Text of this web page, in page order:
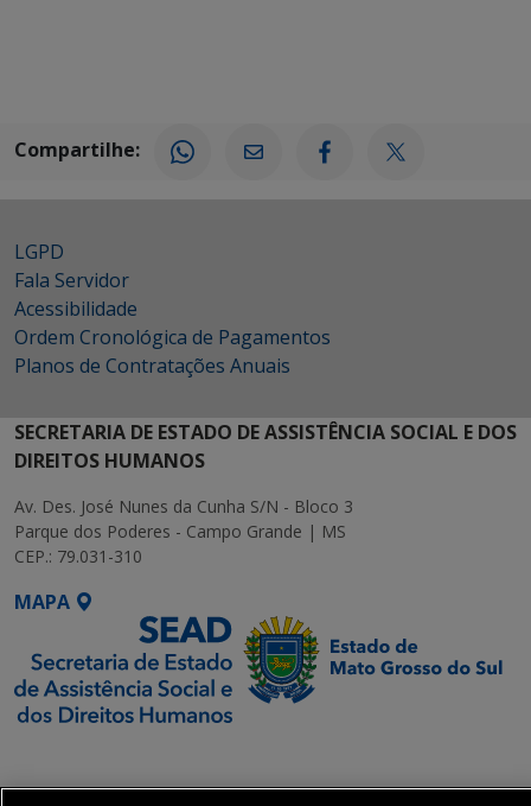
Compartilhe:
LGPD
Fala Servidor
Acessibilidade
Ordem Cronológica de Pagamentos
Planos de Contratações Anuais
SECRETARIA DE ESTADO DE ASSISTÊNCIA SOCIAL E DOS
DIREITOS HUMANOS
Av. Des. José Nunes da Cunha S/N - Bloco 3
Parque dos Poderes - Campo Grande | MS
CEP.: 79.031-310
MAPA
Executiva de